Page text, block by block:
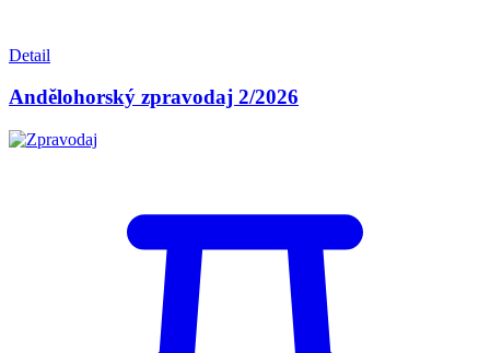
Detail
Andělohorský zpravodaj 2/2026